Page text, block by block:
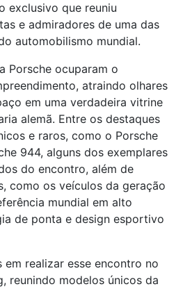
exclusivo que reuniu
e admiradores de uma das
automobilismo mundial.
Porsche ocuparam o
atraindo olhares
em uma verdadeira vitrine
alemã. Entre os destaques
e raros, como o Porsche
944, alguns dos exemplares
do encontro, além de
como os veículos da geração
mundial em alto
de ponta e design esportivo
em realizar esse encontro no
reunindo modelos únicos da